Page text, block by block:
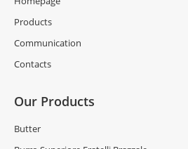
Products
Communication
Contacts
Our Products
Butter